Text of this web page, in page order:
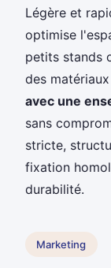
Légère et
optimise
petits stands
des
avec une
sans
stricte,
fixation
durabilité.
Marketing